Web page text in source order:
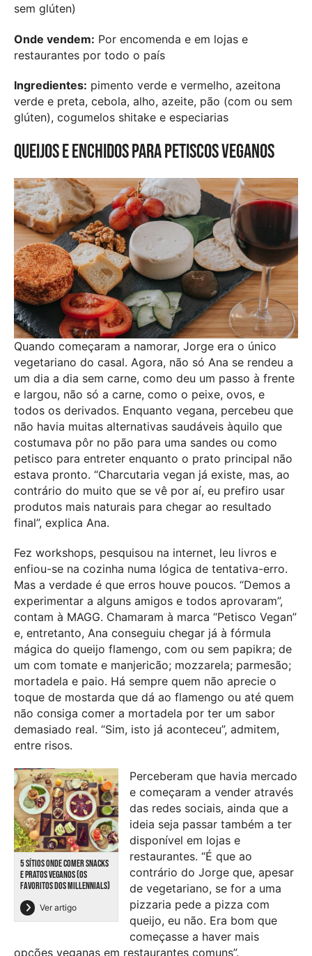
sem glúten)
Onde vendem: Por encomenda e em lojas e
restaurantes por todo o país
Ingredientes: pimento verde e vermelho, azeitona
verde e preta, cebola, alho, azeite, pão (com ou sem
glúten), cogumelos shitake e especiarias
Queijos e enchidos para petiscos veganos
Quando começaram a namorar, Jorge era o único
vegetariano do casal. Agora, não só Ana se rendeu a
um dia a dia sem carne, como deu um passo à frente
e largou, não só a carne, como o peixe, ovos, e
todos os derivados. Enquanto vegana, percebeu que
não havia muitas alternativas saudáveis àquilo que
costumava pôr no pão para uma sandes ou como
petisco para entreter enquanto o prato principal não
estava pronto. “Charcutaria vegan já existe, mas, ao
contrário do muito que se vê por aí, eu prefiro usar
produtos mais naturais para chegar ao resultado
final”, explica Ana.
Fez workshops, pesquisou na internet, leu livros e
enfiou-se na cozinha numa lógica de tentativa-erro.
Mas a verdade é que erros houve poucos. “Demos a
experimentar a alguns amigos e todos aprovaram”,
contam à MAGG. Chamaram à marca “Petisco Vegan”
e, entretanto, Ana conseguiu chegar já à fórmula
mágica do queijo flamengo, com ou sem papikra; de
um com tomate e manjericão; mozzarela; parmesão;
mortadela e paio. Há sempre quem não aprecie o
toque de mostarda que dá ao flamengo ou até quem
não consiga comer a mortadela por ter um sabor
demasiado real. “Sim, isto já aconteceu”, admitem,
entre risos.
5 SÍTIOS ONDE COMER SNACKS
E PRATOS VEGANOS (OS
FAVORITOS DOS MILLENNIALS)
Ver artigo
Perceberam que havia mercado
e começaram a vender através
das redes sociais, ainda que a
ideia seja passar também a ter
disponível em lojas e
restaurantes. “É que ao
contrário do Jorge que, apesar
de vegetariano, se for a uma
pizzaria pede a pizza com
queijo, eu não. Era bom que
começasse a haver mais
opções veganas em restaurantes comuns”.